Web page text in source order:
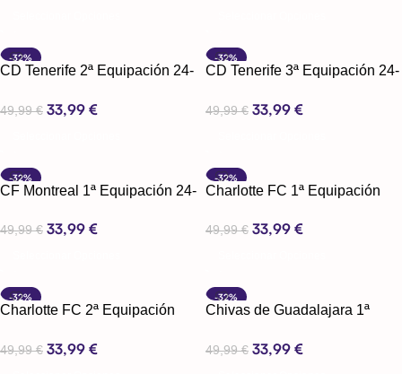
-32%
CD Tenerife 2ª Equipación 24-
49,99€ 33,99 €
-32%
CD Tenerife 3ª Equipación 24-
49,99€ 33,99 €
-32%
CF Montreal 1ª Equipación 24-
49,99€ 33,99 €
-32%
Charlotte FC 1ª Equipación
49,99€ 33,99 €
-32%
Charlotte FC 2ª Equipación
49,99€ 33,99 €
-32%
Chivas de Guadalajara 1ª
49,99€ 33,99 €